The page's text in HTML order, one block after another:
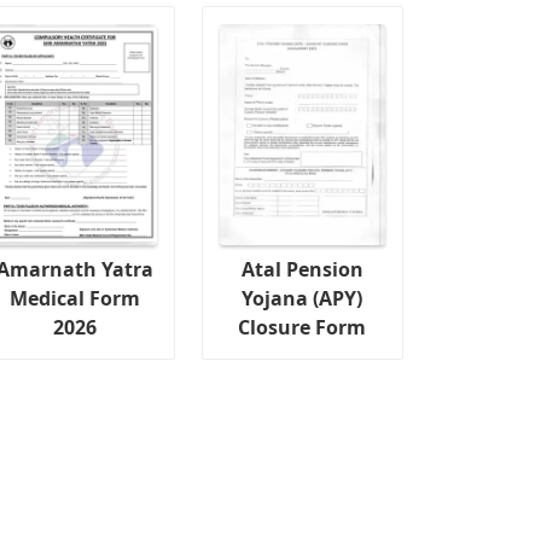
Yatra
Medical Form
2026
Atal Pension
Yojana (APY)
Closure Form